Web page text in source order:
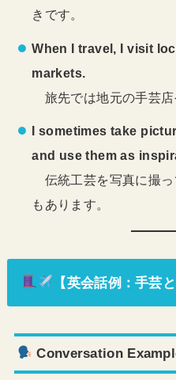
きです。
When I travel, I visit
markets.
旅先では地元の手芸店
I sometimes take
and use them as
伝統工芸を写真に撮っ
もあります。
【英会話例：手芸
Conversation